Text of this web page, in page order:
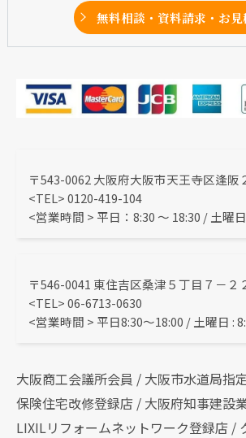
無料相談・資料請求・お見
〒543-0062 大阪府大阪市天王寺区逢阪
<TEL> 0120-419-104
<営業時間 > 平日：8:30 〜 18:30 / 土曜
〒546-0041 東住吉区桑津５丁目７－２
<TEL> 06-6713-0630
<営業時間 > 平日8:30～18:00 / 土曜日 :
大阪商工会議所会員 / 大阪市水道局指
保険住宅改修登録店 / 大阪府知事建設
LIXILリフォームネットワーク登録店 /